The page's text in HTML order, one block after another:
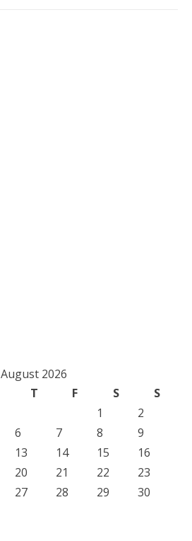
August 2026
T F S
S
1
2
6 7 8
9
13 14 15
16
20 21 22
23
27 28 29
30